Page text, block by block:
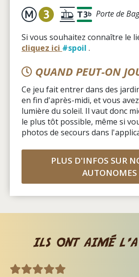
Porte de
Si vous souhaitez connaître le
cliquez ici #spoil .
QUAND PEUT-ON
Ce jeu fait entrer dans des
en fin d'après-midi, et vous
lumière du soleil. Il vaut donc
le plus tôt possible, même si
photos de secours dans
PLUS D'INFOS SUR
AUTONOMES
ils ont aimé